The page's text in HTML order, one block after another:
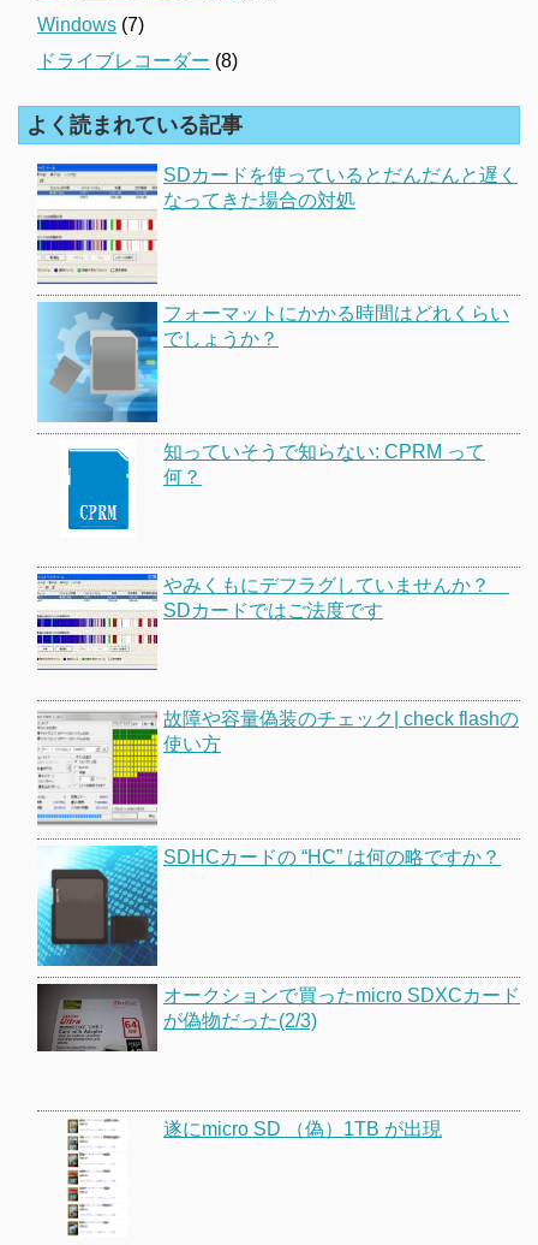
Windows (7)
ドライブレコーダー (8)
よく読まれている記事
SDカードを使っているとだんだんと遅く
なってきた場合の対処
フォーマットにかかる時間はどれくらい
でしょうか？
知っていそうで知らない: CPRM って
何？
やみくもにデフラグしていませんか？
SDカードではご法度です
故障や容量偽装のチェック| check flashの
使い方
SDHCカードの “HC” は何の略ですか？
オークションで買ったmicro SDXCカード
が偽物だった(2/3)
遂にmicro SD （偽）1TB が出現